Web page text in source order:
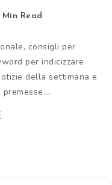
Min Read
consigli per
per indicizzare
della settimana e